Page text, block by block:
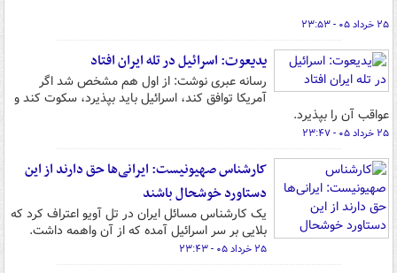
۲۵ خرداد ۰۵ - ۲۳:۵۳
یدیعوت: اسرائیل در تله ایران افتاد
رسانه عبری نوشت: از اول هم مشخص شد اگر
آمریکا توافق کند، اسرائیل باید بپذیرد، سکوت کند و
عواقب آن را بپذیرد.
۲۵ خرداد ۰۵ - ۲۳:۴۷
کارشناس صهیونیست: ایرانی‌ها حق دارند از این
دستاورد خوشحال باشند
یک کارشناس مسائل ایران در تل آویو اعتراف کرد که
بلایی بر سر اسرائیل آمده که از آن واهمه داشت.
۲۵ خرداد ۰۵ - ۲۳:۴۳